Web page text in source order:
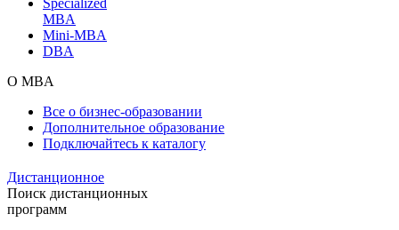
MBA
Mini-MBA
DBA
О MBA
Все о бизнес-образовании
Дополнительное образование
Подключайтесь к каталогу
Дистанционное
Поиск дистанционных
программ